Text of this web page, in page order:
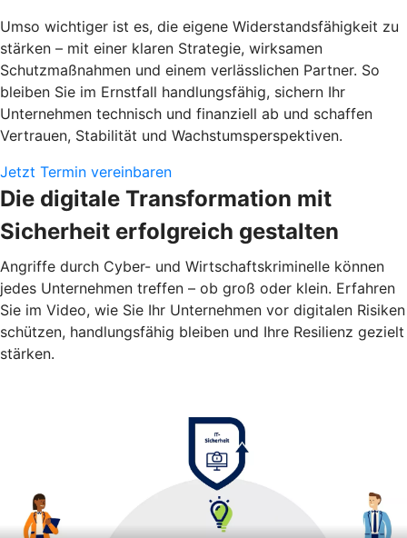
Umso wichtiger ist es, die eigene Widerstandsfähigkeit zu
stärken – mit einer klaren Strategie, wirksamen
Schutzmaßnahmen und einem verlässlichen Partner. So
bleiben Sie im Ernstfall handlungsfähig, sichern Ihr
Unternehmen technisch und finanziell ab und schaffen
Vertrauen, Stabilität und Wachstumsperspektiven.
Jetzt Termin vereinbaren
Die digitale Transformation mit
Sicherheit erfolgreich gestalten
Angriffe durch Cyber- und Wirtschaftskriminelle können
jedes Unternehmen treffen – ob groß oder klein. Erfahren
Sie im Video, wie Sie Ihr Unternehmen vor digitalen Risiken
schützen, handlungsfähig bleiben und Ihre Resilienz gezielt
stärken.